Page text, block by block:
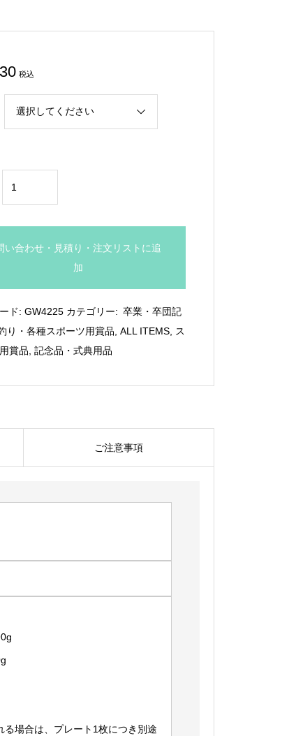
税込
ス
タ
ル
い合わせ・見積り・注文リストに追
加
ド:GW4225 カテゴリー: 卒業・卒団記
り・各種スポーツ用賞品,ALL ITEMS, ス
賞品,記念品・式典用品
ご注意事項
場合は、プレート1枚につき別途